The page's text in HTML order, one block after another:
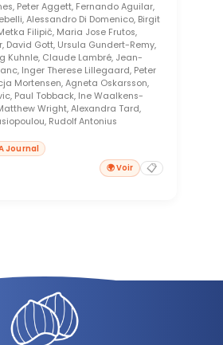
Peter Aggett, Fernando Aguilar,
Alessandro Di Domenico, Birgit
Filipič, Maria Jose Frutos,
David Gott, Ursula Gundert-Remy,
Kuhnle, Claude Lambré, Jean-
Inger Therese Lillegaard, Peter
Mortensen, Agneta Oskarsson,
Paul Tobback, Ine Waalkens-
Wright, Alexandra Tard,
Rudolf Antonius
Journal
🌍 Voir
📋